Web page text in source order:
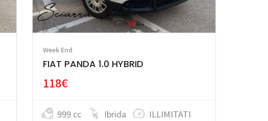
Week End
FIAT PANDA 1.0 HYBRID
118€
999 cc Ibrida ILLIMITATI